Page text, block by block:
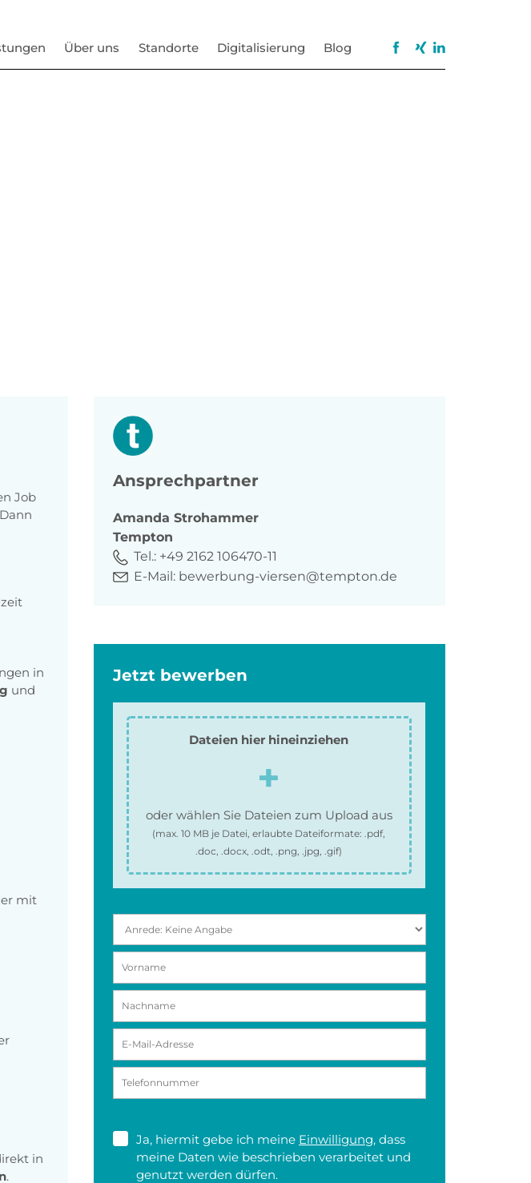
Über uns Standorte Digitalisierung Blog
Job
in
und
mit
in
.
Ansprechpartner
Amanda Strohammer
Tempton
Tel.: +49 2162 106470-11
E-Mail: bewerbung-viersen@tempton.de
Jetzt bewerben
Dateien hier hineinziehen
oder wählen Sie Dateien zum Upload aus
(max.10 MB je Datei, erlaubte Dateiformate:.pdf,
.doc, .docx, .odt, .png, .jpg, .gif)
Ja, hiermit gebe ich meine Einwilligung, dass
meine Daten wie beschrieben verarbeitet und
genutzt werden dürfen.